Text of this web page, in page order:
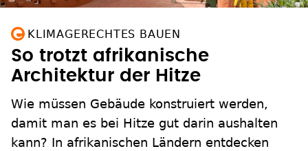
KLIMAGERECHTES BAUEN
So trotzt afrikanische
Architektur der Hitze
Wie müssen Gebäude konstruiert werden,
damit man es bei Hitze gut darin aushalten
kann? In afrikanischen Ländern entdecken